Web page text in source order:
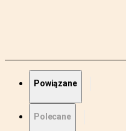
Powiązane
Polecane